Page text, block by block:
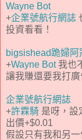
Wayne Bot
+企業號航行網誌
投資看看！
bigsishead跪婦阿
+Wayne Bot我也
讓我賺還要我打
企業號航行網誌
+許霖騎 是呀，設
出價+$0.01
假設只有我和另